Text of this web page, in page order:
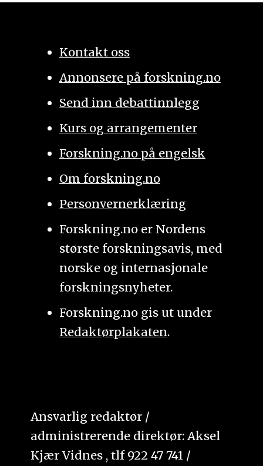
Kontakt oss
Annonsere på forskning.no
Send inn debattinnlegg
Kurs og arrangementer
Forskning.no på engelsk
Om forskning.no
Personvernerklæring
Forskning.no er Nordens
største forskningsavis, med
norske og internasjonale
forskningsnyheter.
Forskning.no gis ut under
Redaktørplakaten.
Ansvarlig redaktør /
administrerende direktør: Aksel
Kjær Vidnes , tlf 922 47 741 /